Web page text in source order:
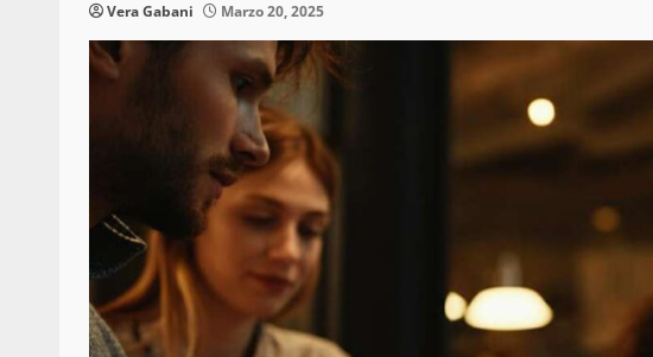
Vera Gabani Marzo 20, 2025